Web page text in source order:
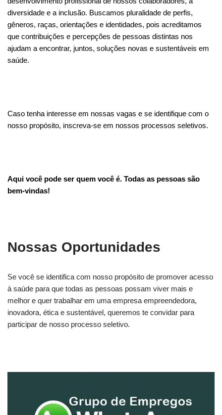
diversidade e a inclusão. Buscamos pluralidade de perfis,
gêneros, raças, orientações e identidades, pois acreditamos
que contribuições e percepções de pessoas distintas nos
ajudam a encontrar, juntos, soluções novas e sustentáveis em
saúde.
Caso tenha interesse em nossas vagas e se identifique com o
nosso propósito, inscreva-se em nossos processos seletivos.
Aqui você pode ser quem você é. Todas as pessoas são
bem-vindas!
Nossas Oportunidades
Se você se identifica com nosso propósito de promover acesso
à saúde para que todas as pessoas possam viver mais e
melhor e quer trabalhar em uma empresa empreendedora,
inovadora, ética e sustentável, queremos te convidar para
participar de nosso processo seletivo.